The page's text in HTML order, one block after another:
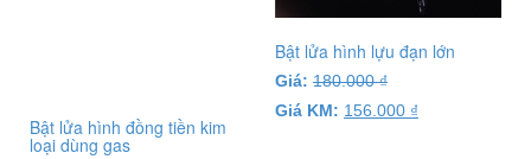
Bật lửa hình đồng tiền kim
loại dùng gas
Bật lửa hình lựu đạn lớn
Giá: 180.000₫
Giá KM: 156.000 ₫